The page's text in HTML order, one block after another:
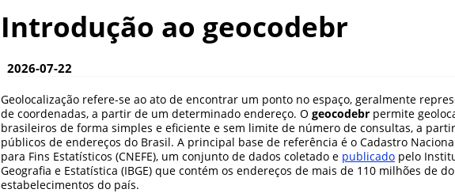
Introdução ao geocodebr
2026-07-22
Geolocalização refere-se ao ato de encontrar um ponto no espaço, geralmente
de coordenadas, a partir de um determinado endereço. O geocodebr permite
brasileiros de forma simples e eficiente e sem limite de número de consultas, a
públicos de endereços do Brasil. A principal base de referência é o Cadastro
para Fins Estatísticos (CNEFE), um conjunto de dados coletado e publicado pelo
Geografia e Estatística (IBGE) que contém os endereços de mais de 110 milhões de
estabelecimentos do país.